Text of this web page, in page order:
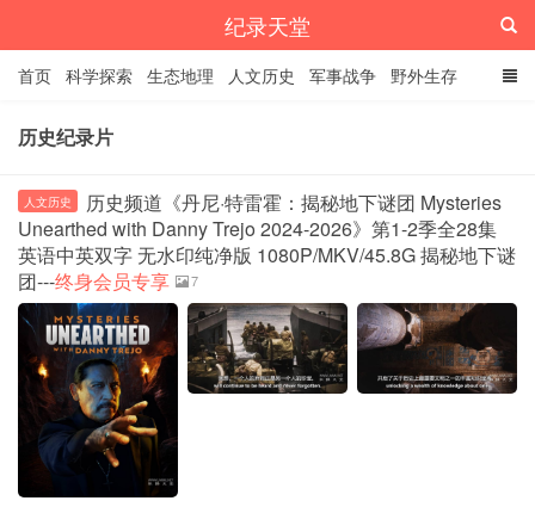
纪录天堂
首页 科学探索 生态地理 人文历史 军事战争 野外生存
经典纪录 4K纪录片
历史纪录片
人文历史
历史频道《丹尼·特雷霍：揭秘地下谜团 Mysteries
Unearthed with Danny Trejo 2024-2026》第1-2季全28集
英语中英双字 无水印纯净版 1080P/MKV/45.8G 揭秘地下谜
团---终身会员专享 7